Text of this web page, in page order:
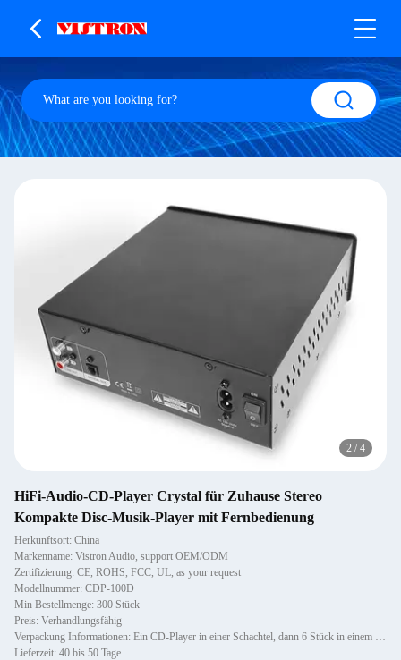
2 / 4
HiFi-Audio-CD-Player Crystal für Zuhause Stereo
Kompakte Disc-Musik-Player mit Fernbedienung
Herkunftsort: China
Markenname: Vistron Audio, support OEM/ODM
Zertifizierung: CE, ROHS, FCC, UL, as your request
Modellnummer: CDP-100D
Min Bestellmenge: 300 Stück
Preis: Verhandlungsfähig
Verpackung Informationen: Ein CD-Player in einer Schachtel, dann 6 Stück in einem Karton.
Lieferzeit: 40 bis 50 Tage